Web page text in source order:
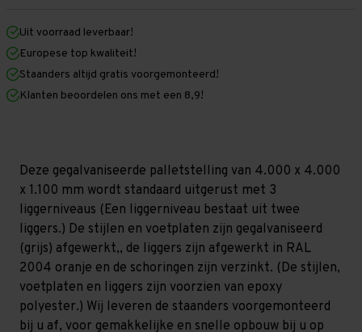
mm
x
1.100
mm
Galva
Licht
-
T80
mm
1.100
mm
(HxLXD)
Galva
Licht
-
T80
Uit voorraad leverbaar!
Europese top kwaliteit!
Staanders altijd gratis voorgemonteerd!
Klanten beoordelen ons met een 8,9!
Deze gegalvaniseerde palletstelling van 4.000 x 4.000
x 1.100 mm wordt standaard uitgerust met 3
liggerniveaus (Een liggerniveau bestaat uit twee
liggers.) De stijlen en voetplaten zijn gegalvaniseerd
(grijs) afgewerkt,, de liggers zijn afgewerkt in RAL
2004 oranje en de schoringen zijn verzinkt. (De stijlen,
voetplaten en liggers zijn voorzien van epoxy
polyester.) Wij leveren de staanders voorgemonteerd
bij u af, voor gemakkelijke en snelle opbouw bij u op